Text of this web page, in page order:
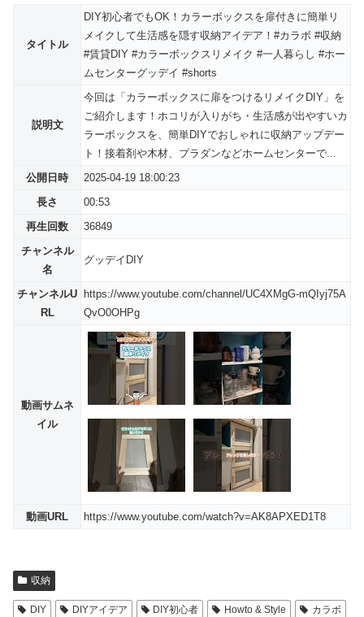
タイトル
DIY初心者でもOK！カラーボックスを扉付きに簡単リ
メイクして生活感を隠す収納アイデア！#カラボ #収納
#賃貸DIY #カラーボックスリメイク #一人暮らし #ホー
ムセンターグッデイ #shorts
説明文
今回は「カラーボックスに扉をつけるリメイクDIY」を
ご紹介します！ホコリが入りがち・生活感が出やすいカ
ラーボックスを、簡単DIYでおしゃれに収納アップデー
ト！接着剤や木材、プラダンなどホームセンターで...
公開日時
2025-04-19 18:00:23
長さ
00:53
再生回数
36849
チャンネル
名
グッデイDIY
チャンネルU
RL
https://www.youtube.com/channel/UC4XMgG-mQIyj75A
QvO0OHPg
動画サムネ
イル
動画URL https://www.youtube.com/watch?v=AK8APXED1T8
収納
DIY DIYアイデア DIY初心者 Howto & Style
カラボ